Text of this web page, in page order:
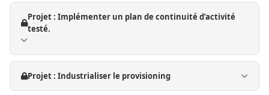
Projet : Implémenter un plan de continuité d’activité
testé.
Projet : Industrialiser le provisioning